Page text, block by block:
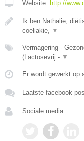
Website: http://
Ik ben Nathalie,
coeliakie, ▼
Vermagering -
(Lactosevrij - ▼
Er wordt gewerkt op
Laatste facebook
Sociale media: